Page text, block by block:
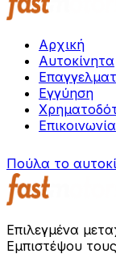
Αρχική
Αυτοκίνητα
Εγγύηση
Επικοινωνία
Πούλα το
Επιλεγμένα
Εμπιστέψου τους